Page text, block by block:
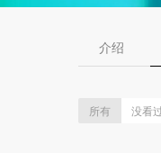
介绍
所有 没看